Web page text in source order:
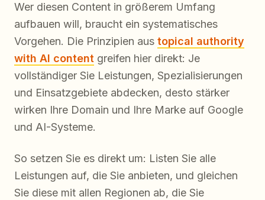
Wer diesen Content in größerem Umfang
aufbauen will, braucht ein systematisches
Vorgehen. Die Prinzipien aus topical authority
with AI content greifen hier direkt: Je
vollständiger Sie Leistungen, Spezialisierungen
und Einsatzgebiete abdecken, desto stärker
wirken Ihre Domain und Ihre Marke auf Google
und AI-Systeme.
So setzen Sie es direkt um: Listen Sie alle
Leistungen auf, die Sie anbieten, und gleichen
Sie diese mit allen Regionen ab, die Sie